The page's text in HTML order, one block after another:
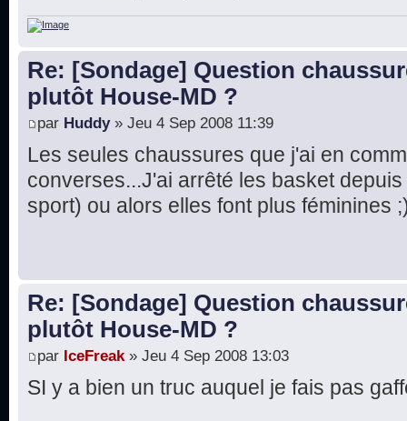
Re: [Sondage] Question
plutôt House-MD ?
par Huddy» Jeu 4 Sep 2008 11:39
Les seules chaussures que j'ai en
converses...J'ai arrêté les basket
sport) ou alors elles font plus féminines
Re: [Sondage] Question
plutôt House-MD ?
par IceFreak» Jeu 4 Sep 2008 13:03
SI y a bien un truc auquel je fais pas